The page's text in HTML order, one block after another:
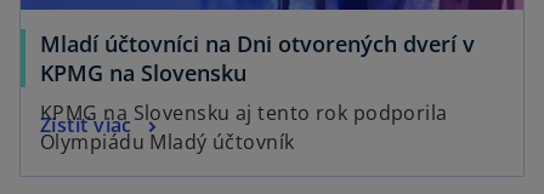
Mladí účtovníci na Dni otvorených dverí v
KPMG na Slovensku
KPMG na Slovensku aj tento rok podporila
Olympiádu Mladý účtovník
Zistiť viac